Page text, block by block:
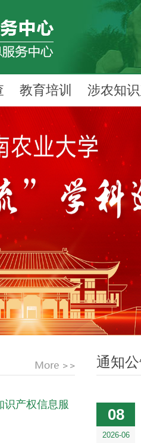
教育培训 涉农知
识产权信息服
通知
08
2026-06